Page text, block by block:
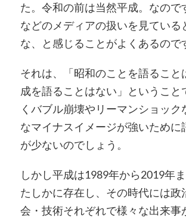
た。令和の前は当然平成。なので
などのメディアの扱いを見ている
な、と感じることがよくあるので
それは、「昭和のことを語ること
成を語ることはない」ということ
くバブル崩壊やリーマンショック
なマイナスイメージが強いために
が少ないのでしょう。
しかし平成は1989年から2019年
たしかに存在し、その時代には政
会・技術それぞれで様々な出来事